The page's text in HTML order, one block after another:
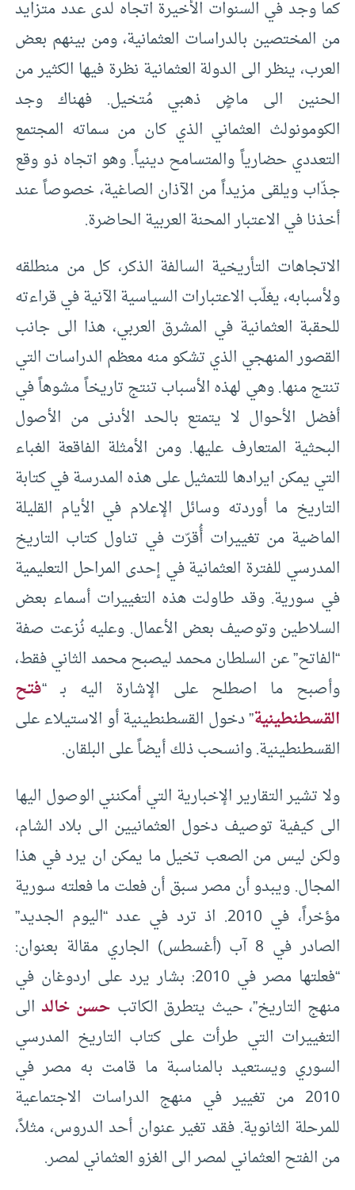
كما وجد في السنوات الأخيرة اتجاه لدى عدد متزايد
من المختصين بالدراسات العثمانية، ومن بينهم بعض
العرب، ينظر الى الدولة العثمانية نظرة فيها الكثير من
الحنين الى ماضٍ ذهبي مُتخيل. فهناك وجد
الكومونولث العثماني الذي كان من سماته المجتمع
التعددي حضارياً والمتسامح دينياً. وهو اتجاه ذو وقع
جذّاب ويلقى مزيداً من الآذان الصاغية، خصوصاً عند
أخذنا في الاعتبار المحنة العربية الحاضرة.
الاتجاهات التأريخية السالفة الذكر، كل من منطلقه
ولأسبابه، يغلّب الاعتبارات السياسية الآنية في قراءته
للحقبة العثمانية في المشرق العربي، هذا الى جانب
القصور المنهجي الذي تشكو منه معظم الدراسات التي
تنتج منها. وهي لهذه الأسباب تنتج تاريخاً مشوهاً في
أفضل الأحوال لا يتمتع بالحد الأدنى من الأصول
البحثية المتعارف عليها. ومن الأمثلة الفاقعة الغباء
التي يمكن ايرادها للتمثيل على هذه المدرسة في كتابة
التاريخ ما أوردته وسائل الإعلام في الأيام القليلة
الماضية من تغييرات أُقرّت في تناول كتاب التاريخ
المدرسي للفترة العثمانية في إحدى المراحل التعليمية
في سورية. وقد طاولت هذه التغييرات أسماء بعض
السلاطين وتوصيف بعض الأعمال. وعليه نُزعت صفة
“الفاتح” عن السلطان محمد ليصبح محمد الثاني فقط،
وأصبح ما اصطلح على الإشارة اليه بـ “فتح
القسطنطينية” دخول القسطنطينية أو الاستيلاء على
القسطنطينية. وانسحب ذلك أيضاً على البلقان.
ولا تشير التقارير الإخبارية التي أمكنني الوصول اليها
الى كيفية توصيف دخول العثمانيين الى بلاد الشام،
ولكن ليس من الصعب تخيل ما يمكن ان يرد في هذا
المجال. ويبدو أن مصر سبق أن فعلت ما فعلته سورية
مؤخراً، في 2010. اذ ترد في عدد “اليوم الجديد”
الصادر في 8 آب (أغسطس) الجاري مقالة بعنوان:
“فعلتها مصر في 2010: بشار يرد على اردوغان في
منهج التاريخ”، حيث يتطرق الكاتب حسن خالد الى
التغييرات التي طرأت على كتاب التاريخ المدرسي
السوري ويستعيد بالمناسبة ما قامت به مصر في
2010 من تغيير في منهج الدراسات الاجتماعية
للمرحلة الثانوية. فقد تغير عنوان أحد الدروس، مثلاً،
من الفتح العثماني لمصر الى الغزو العثماني لمصر.